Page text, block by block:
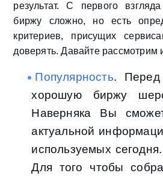
результат. С первого
биржу сложно, но есть
критериев, присущих
доверять. Давайте рассмотрим
Популярность. Перед
хорошую биржу
Наверняка Вы
актуальной
используемых
Для того чтобы